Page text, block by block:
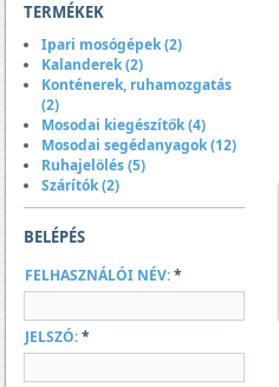
TERMÉKEK
Ipari mosógépek (2)
Kalanderek (2)
Konténerek, ruhamozgatás
(2)
Mosodai kiegészítők (4)
Mosodai segédanyagok (12)
Ruhajelölés (5)
Szárítók (2)
BELÉPÉS
FELHASZNÁLÓI NÉV:*
JELSZÓ:*